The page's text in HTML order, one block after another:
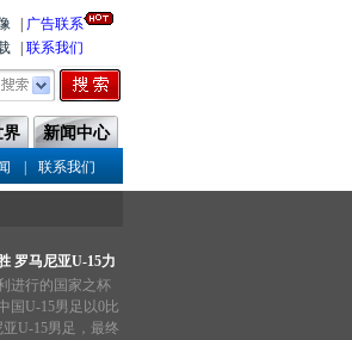
广告联系
联系我们
界 新闻中心
| 联系我们
罗马尼亚U-15力
进行的国家之杯
国U-15男足以0比
U-15男足，最终